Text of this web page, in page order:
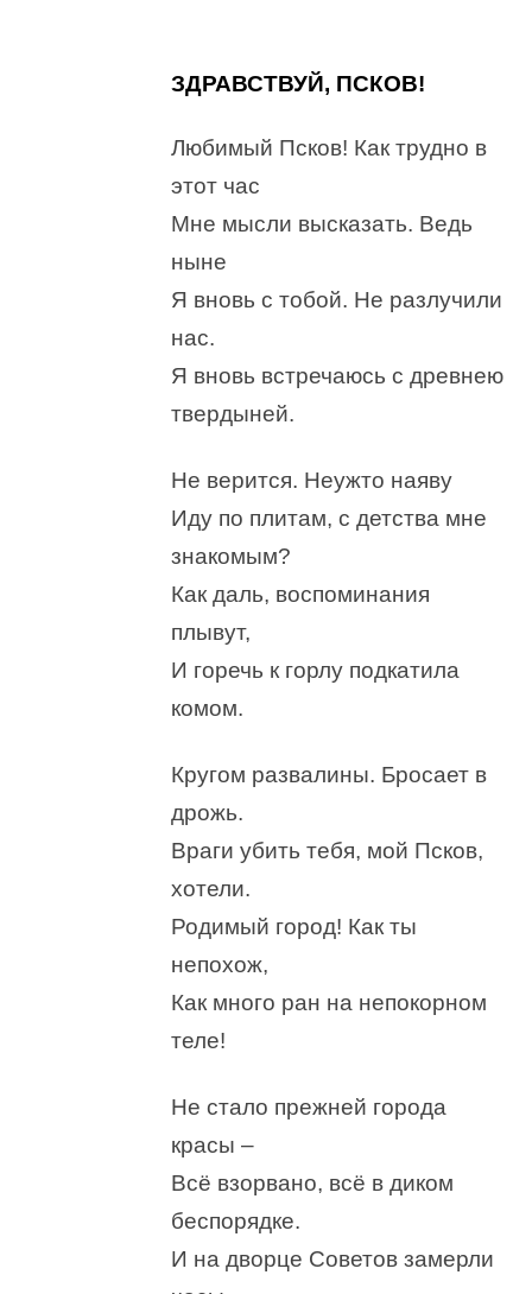
ЗДРАВСТВУЙ, ПСКОВ!
Любимый Псков! Как трудно в
этот час
Мне мысли высказать. Ведь
ныне
Я вновь с тобой. Не разлучили
нас.
Я вновь встречаюсь с древнею
твердыней.
Не верится. Неужто наяву
Иду по плитам, с детства мне
знакомым?
Как даль, воспоминания
плывут,
И горечь к горлу подкатила
комом.
Кругом развалины. Бросает в
дрожь.
Враги убить тебя, мой Псков,
хотели.
Родимый город! Как ты
непохож,
Как много ран на непокорном
теле!
Не стало прежней города
красы –
Всё взорвано, всё в диком
беспорядке.
И на дворце Советов замерли